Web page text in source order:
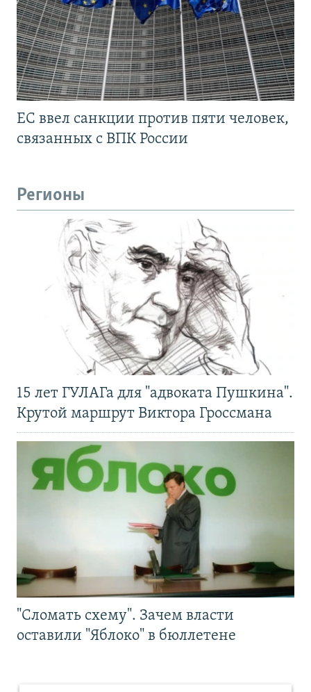
ЕС ввел санкции против пяти человек,
связанных с ВПК России
Регионы
15 лет ГУЛАГа для "адвоката Пушкина".
Крутой маршрут Виктора Гроссмана
"Сломать схему". Зачем власти
оставили "Яблоко" в бюллетене